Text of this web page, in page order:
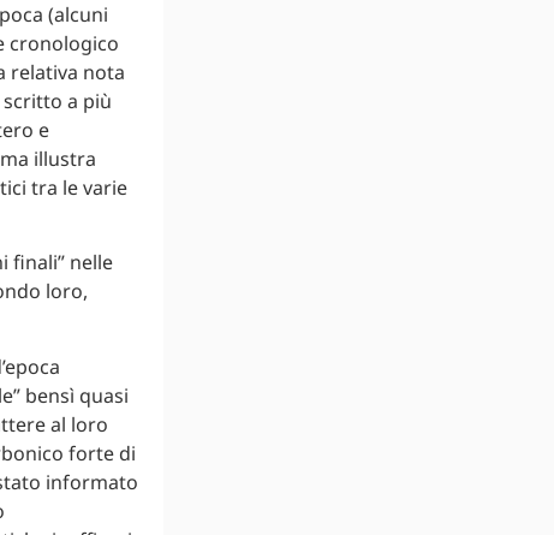
(alcuni
cronologico
relativa nota
scritto a più
e
illustra
tra le varie
finali” nelle
loro,
bensì quasi
al loro
forte di
informato